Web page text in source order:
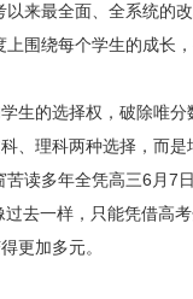
来最全面、全系统的
围绕每个学生的成长
的选择权，破除唯分
、理科两种选择，而是
读多年全凭高三6月7
去一样，只能凭借高
更加多元。